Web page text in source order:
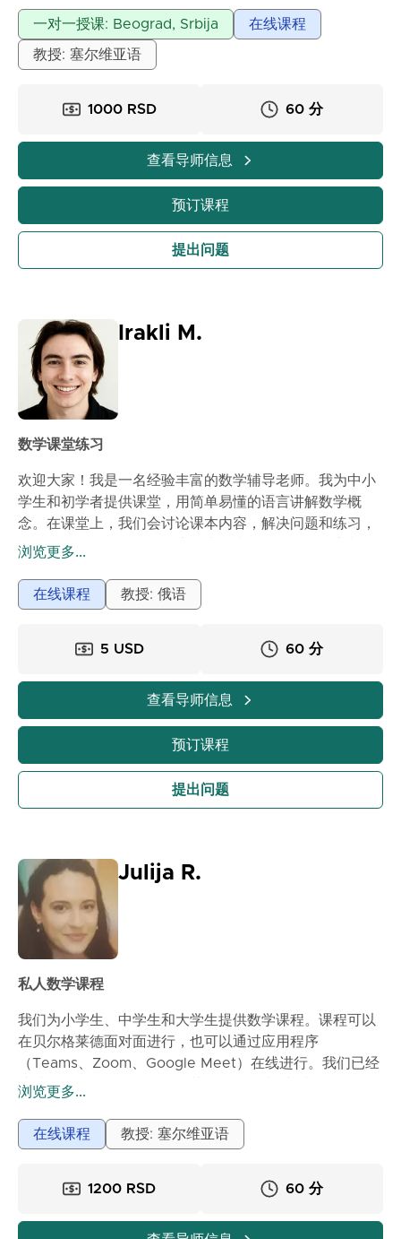
明是最有效的。课程将于2025年10月1日在贝尔格莱德或
在线开始。现在接受报名。60分钟的课程费用为：小学
1000第纳尔，中学1300第纳尔，大学1500第纳尔。我有
一对一授课: Beograd, Srbija 在线课程
教授: 塞尔维亚语
1000 RSD 60 分
查看导师信息
预订课程
提出问题
Irakli M.
数学课堂练习
欢迎大家！我是一名经验丰富的数学辅导老师。我为中小
学生和初学者提供课堂，用简单易懂的语言讲解数学概
念。在课堂上，我们会讨论课本内容，解决问题和练习，
巩固所学知识。我根据学生的水平和学习目标量身定制课
后，学生们会更好地理解数学并取得更好的成绩。
浏览更多...
在线课程 教授: 俄语
5 USD 60 分
查看导师信息
预订课程
提出问题
Julija R.
私人数学课程
我们为小学生、中学生和大学生提供数学课程。课程可以
在贝尔格莱德面对面进行，也可以通过应用程序
（Teams、Zoom、Google Meet）在线进行。我们已经
成功开展私人课程多年。每节课的价格为1小时=1200第纳
所做的练习与学校课程相适应。我们在辅导中采用个性化
的方法。
浏览更多...
在线课程 教授: 塞尔维亚语
1200 RSD 60 分